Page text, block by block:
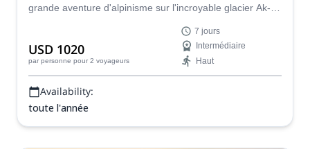
grande aventure d'alpinisme sur l'incroyable glacier Ak-
l'occasion d'escalader le pic Korona (4810) et le
Bachechekei (4515 m) !
USD 1020
par personne pour 2 voyageurs
7 jours
Intermédiaire
Haut
Availability:
toute l'année